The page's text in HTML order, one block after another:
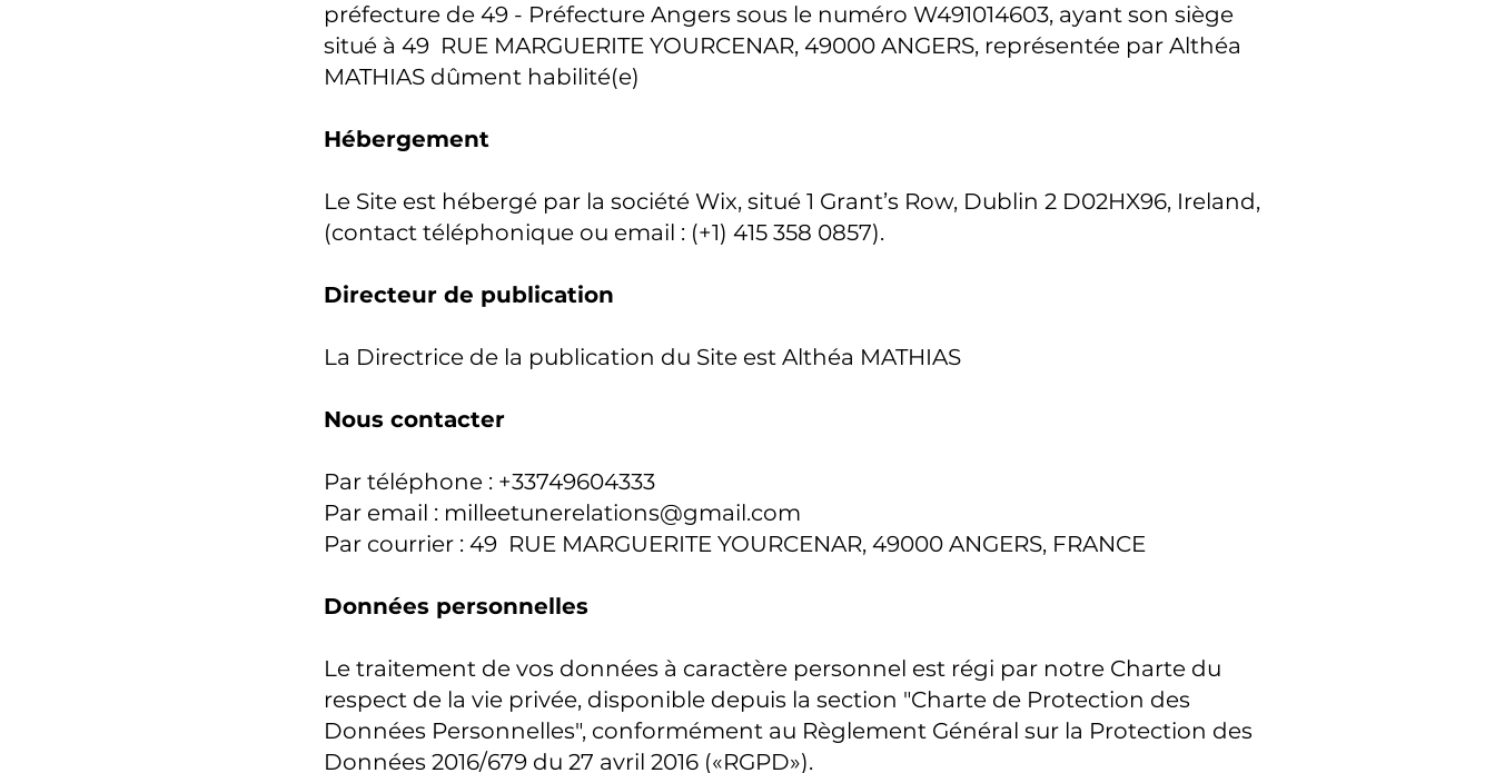
préfecture de 49 - Préfecture Angers sous le numéro W491014603, ayant son siège
situé à 49 RUE MARGUERITE YOURCENAR, 49000 ANGERS, représentée par Althéa
MATHIAS dûment habilité(e)
Hébergement
Le Site est hébergé par la société Wix, situé 1 Grant’s Row, Dublin 2 D02HX96, Ireland,
(contact téléphonique ou email : (+1) 415 358 0857).
Directeur de publication
La Directrice de la publication du Site est Althéa MATHIAS
Nous contacter
Par téléphone : +33749604333
Par email : milleetunerelations@gmail.com
Par courrier : 49 RUE MARGUERITE YOURCENAR, 49000 ANGERS, FRANCE
Données personnelles
Le traitement de vos données à caractère personnel est régi par notre Charte du
respect de la vie privée, disponible depuis la section "Charte de Protection des
Données Personnelles", conformément au Règlement Général sur la Protection des
Données 2016/679 du 27 avril 2016 («RGPD»).